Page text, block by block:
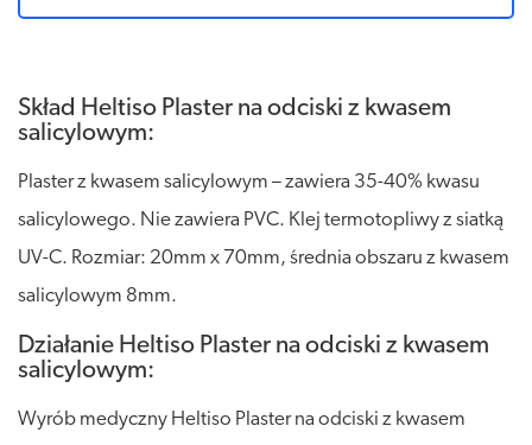
Skład Heltiso Plaster na odciski z kwasem
salicylowym:
Plaster z kwasem salicylowym – zawiera 35-40% kwasu
salicylowego. Nie zawiera PVC. Klej termotopliwy z siatką
UV-C. Rozmiar: 20mm x 70mm, średnia obszaru z kwasem
salicylowym 8mm.
Działanie Heltiso Plaster na odciski z kwasem
salicylowym:
Wyrób medyczny Heltiso Plaster na odciski z kwasem